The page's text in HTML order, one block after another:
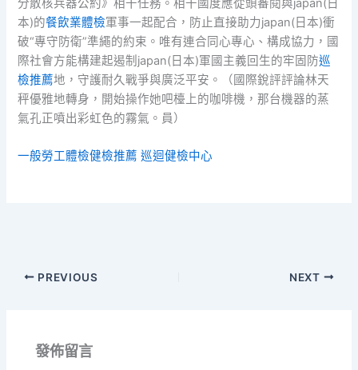
本)的餐飲業體檢軍事一起配合，防止直接助力japan(日本)衝
破“專守防衛”準繩的約束。唯有連合同心專心、構成協力，國
際社會方能構建起遏制japan(日本)軍國主義回生的牢固防巡
檢推薦地，守護耐久戰爭與廣泛平安。
（國際銳評評論林天
秤優雅地轉身，開始操作她吧檯上的咖啡機，那台機器的蒸
氣孔正噴出彩虹色的霧氣。員）
一般勞工體檢健檢推薦 巡迴健檢中心
PREVIOUS NEXT
發佈留言